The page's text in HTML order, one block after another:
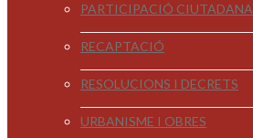
PARTICIPACIÓ CIUTADANA
RECAPTACIÓ
RESOLUCIONS I DECRETS
URBANISME I OBRES